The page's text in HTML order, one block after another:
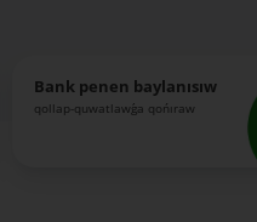
Bank penen baylanısıw
qollap-quwatlawǵa qońıraw